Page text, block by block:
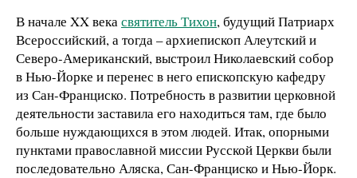
В начале XX векасвятитель Тихон, будущий Патриарх
Всероссийский, а тогда – архиепископ Алеутский и
Северо-Американский, выстроил Николаевский собор
в Нью-Йорке и перенес в него епископскую кафедру
из Сан-Франциско. Потребность в развитии церковной
деятельности заставила его находиться там, где было
больше нуждающихся в этом людей. Итак, опорными
пунктами православной миссии Русской Церкви были
последовательно Аляска, Сан-Франциско и Нью-Йорк.